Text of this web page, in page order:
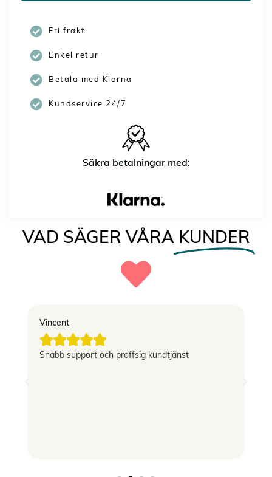
Fri frakt
Enkel retur
Betala med Klarna
Kundservice 24/7
Säkra betalningar med:
VAD SÄGER VÅRA KUNDER
Vincent

Snabb support och proffsig kundtjänst